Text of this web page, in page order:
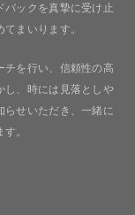
バックを真摯に受け止
まいります。
チを行い、信頼性の高
し、時には見落としや
せいただき、一緒に
。